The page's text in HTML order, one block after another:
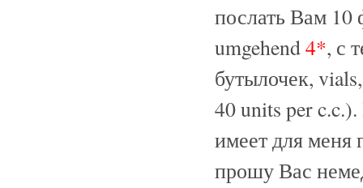
послать Вам
umgehend4*, с
бутылочек,
40 units per
имеет для меня
прошу Вас